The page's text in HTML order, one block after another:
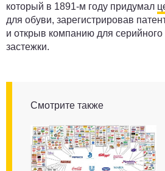
который в 1891-м году придумал
для обуви, зарегистрировав
и открыв компанию для серийного
застежки.
Смотрите также